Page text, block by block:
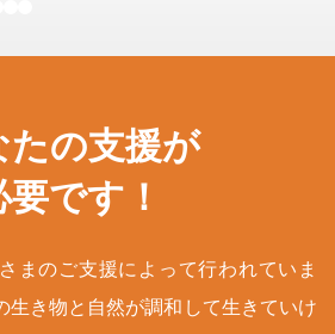
たの支援が
要です！
まのご支援によって行われていま
生き物と自然が調和して生きていけ